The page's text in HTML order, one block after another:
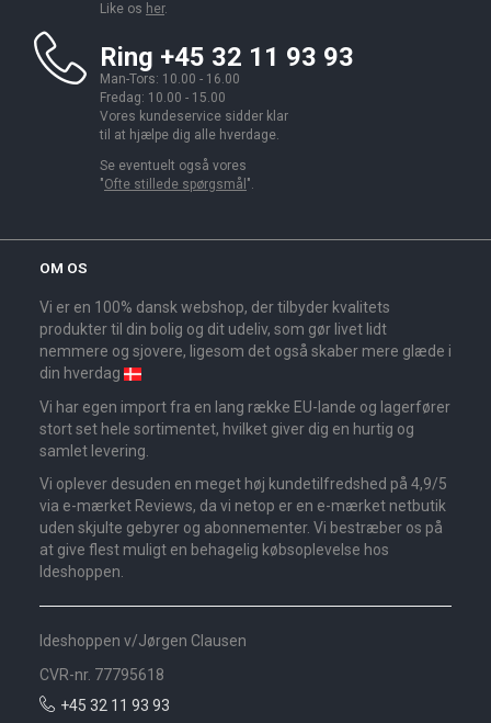
Like os her.
Ring +45 32 11 93 93
Man-Tors: 10.00 - 16.00
Fredag: 10.00 - 15.00
Vores kundeservice sidder klar
til at hjælpe dig alle hverdage.
Se eventuelt også vores
"Ofte stillede spørgsmål ".
OM OS
Vi er en 100% dansk webshop, der tilbyder kvalitets
produkter til din bolig og dit udeliv, som gør livet lidt
nemmere og sjovere, ligesom det også skaber mere glæde i
din hverdag
Vi har egen import fra en lang række EU-lande og lagerfører
stort set hele sortimentet, hvilket giver dig en hurtig og
samlet levering.
Vi oplever desuden en meget høj kundetilfredshed på 4,9/5
via e-mærket Reviews, da vi netop er en e-mærket netbutik
uden skjulte gebyrer og abonnementer. Vi bestræber os på
at give flest muligt en behagelig købsoplevelse hos
Ideshoppen.
Ideshoppen v/Jørgen Clausen
CVR-nr. 77795618
+45 32 11 93 93